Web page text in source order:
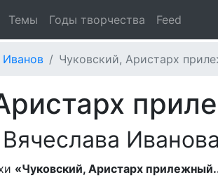
Темы Годы творчества Feed
Иванов Чуковский, Аристарх
Иванова
«Чуковский, Аристарх